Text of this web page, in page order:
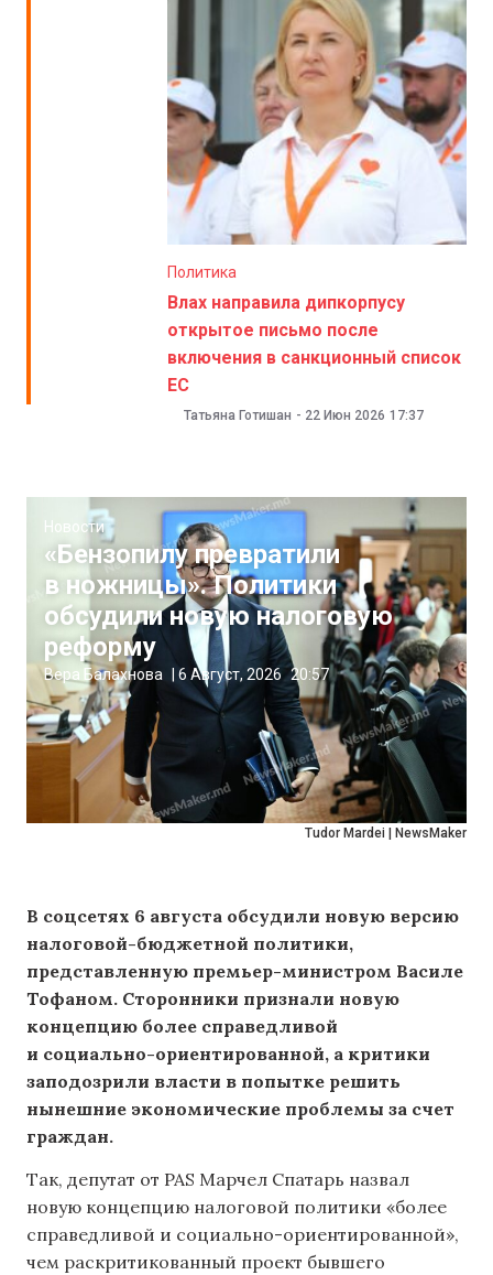
Политика
Влах направила дипкорпусу
открытое письмо после
включения в санкционный список
ЕС
Татьяна Готишан - 22 Июн 2026 17:37
Tudor Mardei | NewsMaker
Новости
«Бензопилу превратили
в ножницы». Политики
обсудили новую налоговую
реформу
Вера Балахнова 6 Август, 2026 20:57
В соцсетях 6 августа обсудили новую версию
налоговой-бюджетной политики,
представленную премьер-министром Василе
Тофаном. Сторонники признали новую
концепцию более справедливой
и социально-ориентированной, а критики
заподозрили власти в попытке решить
нынешние экономические проблемы за счет
граждан.
Так, депутат от PAS Марчел Спатарь назвал
новую концепцию налоговой политики «более
справедливой и социально-ориентированной»,
чем раскритикованный проект бывшего